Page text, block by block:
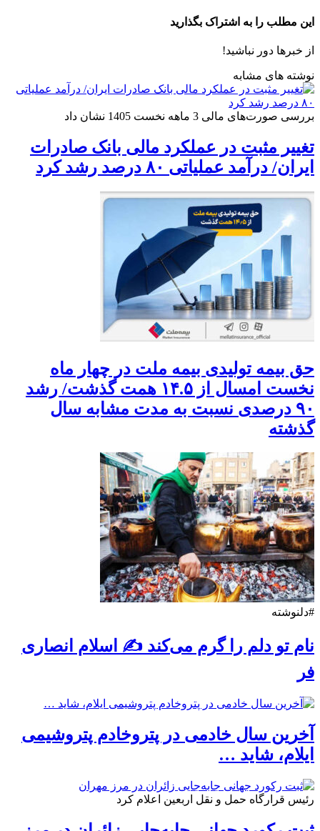
این مطلب را به اشتراک بگذارید
از خبرها دور نباشید!
نوشته های مشابه
بررسی صورت‌های مالی 3 ماهه نخست 1405 نشان داد
تغییر مثبت در عملکرد مالی بانک صادرات
ایران/ درآمد عملیاتی ۸۰ درصد رشد کرد
حق بیمه تولیدی بیمه ملت در چهار ماه
نخست امسال از ۱۴.۵ همت گذشت/ رشد
۹۰ درصدی نسبت به مدت مشابه سال
گذشته
#دلنوشته
نام تو دلم را گرم می‌کند ✍️ اسلام انصاری
فر
آخرین سال خادمی در پتروخادم پتروشیمی
ایلام، شاید …
رئیس قرارگاه حمل و نقل اربعین اعلام کرد